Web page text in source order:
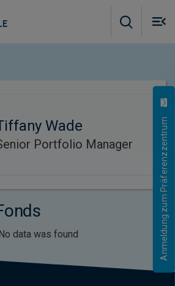
Wade
Portfolio Manager
No data was found Anmeldung zum Präferenzzentrum